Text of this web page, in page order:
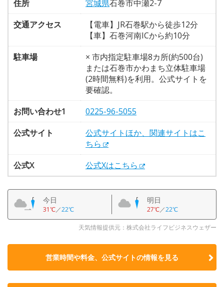
住所 宮城県石巻市中瀬2-7
交通アクセス
【電車】JR石巻駅から徒歩12分
【車】石巻河南ICから約10分
駐車場
× 市内指定駐車場8カ所(約500台)
または石巻市かわまち立体駐車場
(2時間無料)を利用。公式サイトを
要確認。
お問い合わせ1
0225-96-5055
公式サイト
公式サイトほか、関連サイトはこ
ちら
公式X
公式Xはこちら
今日
31℃／22℃
明日
27℃／22℃
天気情報提供元：株式会社ライフビジネスウェザー
営業時間や料金、公式サイトの情報を見る